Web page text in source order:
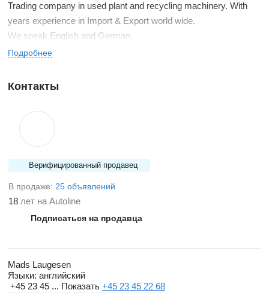
Trading company in used plant and recycling machinery. With
years experience in Import & Export world wide.
We speak English and German.
Подробнее
Контакты
Верифицированный продавец
В продаже: 25 объявлений
18 лет на Autoline
Подписаться на продавца
Mads Laugesen
Языки: английский
+45 23 45 ... Показать +45 23 45 22 68